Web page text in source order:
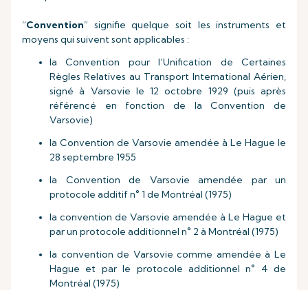
“Convention” signifie quelque soit les instruments et
moyens qui suivent sont applicables :
la Convention pour l’Unification de Certaines
Règles Relatives au Transport International Aérien,
signé à Varsovie le 12 octobre 1929 (puis après
référencé en fonction de la Convention de
Varsovie)
la Convention de Varsovie amendée à Le Hague le
28 septembre 1955
la Convention de Varsovie amendée par un
protocole additif n° 1 de Montréal (1975)
la convention de Varsovie amendée à Le Hague et
par un protocole additionnel n° 2 à Montréal (1975)
la convention de Varsovie comme amendée à Le
Hague et par le protocole additionnel n° 4 de
Montréal (1975)